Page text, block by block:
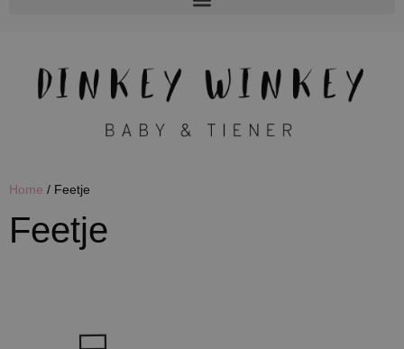
Home / Feetje
Feetje